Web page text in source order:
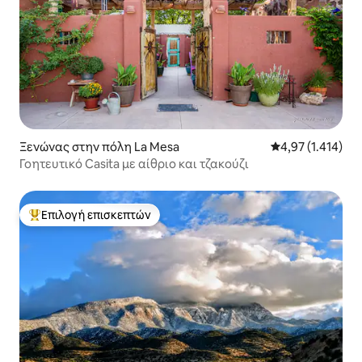
Ξενώνας στην πόλη La Mesa Μέση
4,97 (1.414)
Γοητευτικό Casita με αίθριο και τζακούζι
Κορυφαία επιλογή επισκεπτών
Επιλογή επισκεπτών